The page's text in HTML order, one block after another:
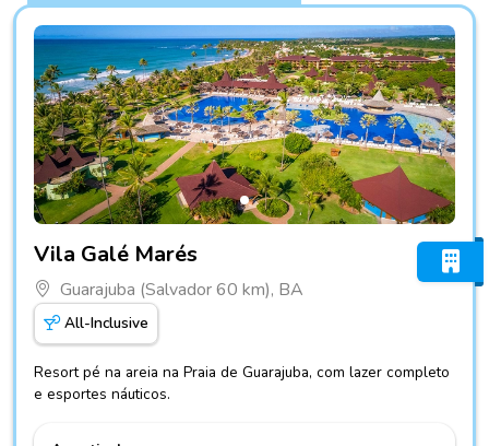
Vila Galé Marés
Guarajuba (Salvador 60 km), BA
All-Inclusive
Resort pé na areia na Praia de Guarajuba, com lazer completo
e esportes náuticos.